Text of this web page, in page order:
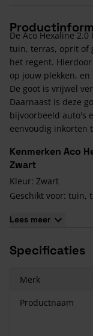
De Aco Hexaline
tuin, terras, oprit of
het regent.
op jouw plekken,
De goot is vrijwel
Daarnaast is deze
bijvoorbeeld auto's
eenvoudig inkorten
Kenmerken Aco
Zwart
Kleur: Zwart
Geschikt voor: tuin,
Materiaal rooster:
Lees meer
Specificaties
Merk
Productnaam